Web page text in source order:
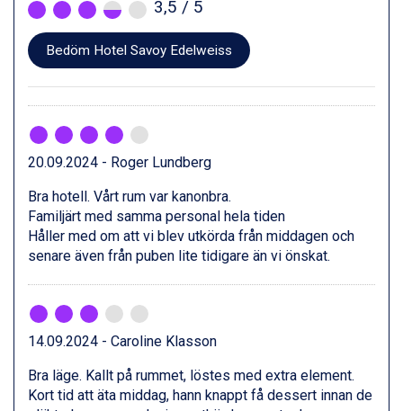
Fieberbrunn från 9.645 kr.
St. Anton från 11.245 kr.
Zell am See från 6.295 kr.
Canazei från 7.195 kr.
Livigno från 5.595 kr.
Ponte di Legno från 7.395 kr.
Alleghe från 8.545 kr.
Bad Gastein från 6.295 kr.
Sauze dOulx från 6.145 kr.
Arabba från 11.045 kr.
La Thuile från 7.045 kr.
Cervinia från 8.245 kr.
Passo Tonale från 5.895 kr.
Bad Hofgastein från 8.595 kr.
Saalbach från 9.445 kr.
Sölden från 12.995 kr.
Champoluc från 5.945 kr.
Sestriere från 6.945 kr.
Ischgl från 11.295 kr.
Wagrain från 7.095 kr.
3,5 / 5
Bedöm Hotel Savoy Edelweiss
20.09.2024 - Roger Lundberg
Bra hotell. Vårt rum var kanonbra.
Familjärt med samma personal hela tiden
Håller med om att vi blev utkörda från middagen och
senare även från puben lite tidigare än vi önskat.
14.09.2024 - Caroline Klasson
Bra läge. Kallt på rummet, löstes med extra element.
Kort tid att äta middag, hann knappt få dessert innan de